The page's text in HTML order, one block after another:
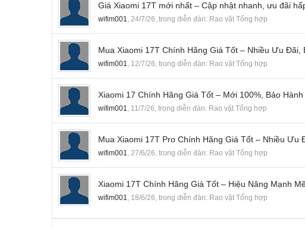
Giá Xiaomi 17T mới nhất – Cập nhật nhanh, ưu đãi
wifim001, 24/7/26, trong diễn đàn: Rao vặt Tổng hợp
Mua Xiaomi 17T Chính Hãng Giá Tốt – Nhiều Ưu Đãi,
wifim001, 12/7/26, trong diễn đàn: Rao vặt Tổng hợp
Xiaomi 17 Chính Hãng Giá Tốt – Mới 100%, Bảo
wifim001, 11/7/26, trong diễn đàn: Rao vặt Tổng hợp
Mua Xiaomi 17T Pro Chính Hãng Giá Tốt – Nhiều Ưu
wifim001, 27/6/26, trong diễn đàn: Rao vặt Tổng hợp
Xiaomi 17T Chính Hãng Giá Tốt – Hiệu Năng Mạnh
wifim001, 18/6/26, trong diễn đàn: Rao vặt Tổng hợp